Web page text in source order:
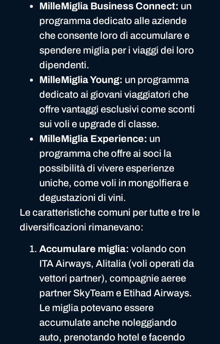
MilleMiglia Business Connect: un
programma dedicato alle aziende
che consente loro di accumulare e
spendere miglia per i viaggi dei loro
dipendenti.
MilleMiglia Young: un programma
dedicato ai giovani viaggiatori che
offre vantaggi esclusivi come sconti
sui voli e upgrade di classe.
MilleMiglia Experience: un
programma che offre ai soci la
possibilità di vivere esperienze
uniche, come voli in mongolfiera e
degustazioni di vini.
Le caratteristiche comuni per tutte e tre le
diversificazioni rimanevano:
Accumulare miglia: volando con
ITA Airways, Alitalia (voli operati da
vettori partner), compagnie aeree
partner SkyTeam e Etihad Airways.
Le miglia potevano essere
accumulate anche noleggiando
auto, prenotando hotel e facendo